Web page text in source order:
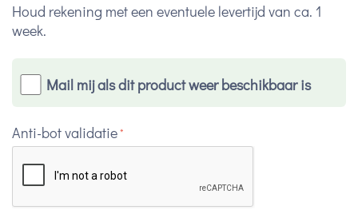
Houd rekening met een eventuele levertijd van ca. 1
week.
Mail mij als dit product weer beschikbaar is
Anti-bot validatie